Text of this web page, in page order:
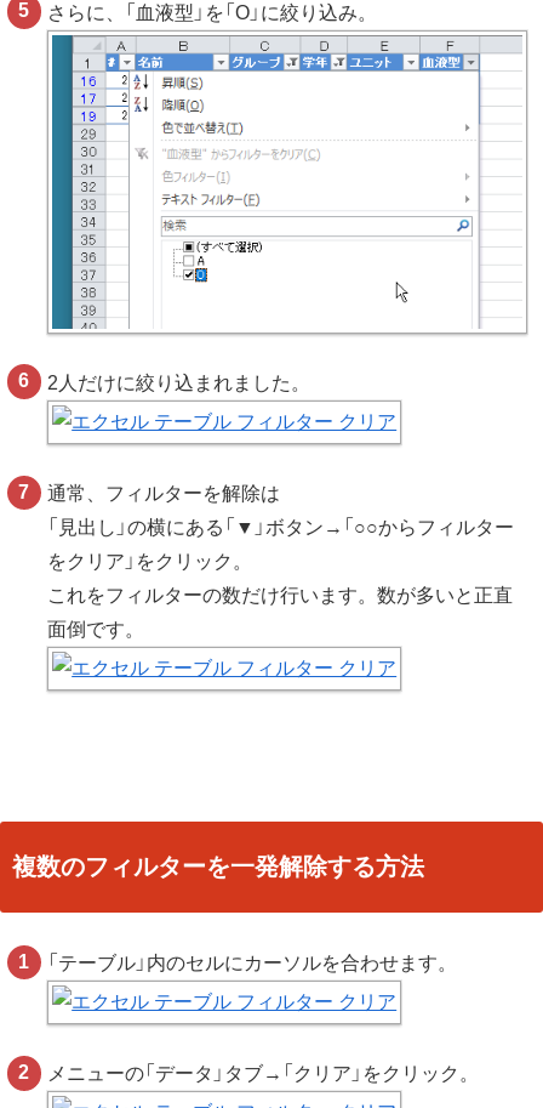
さらに、「血液型」を「O」に絞り込み。
2人だけに絞り込まれました。
通常、フィルターを解除は
「見出し」の横にある「▼」ボタン→「○○からフィルター
をクリア」をクリック。
これをフィルターの数だけ行います。数が多いと正直
面倒です。
複数のフィルターを一発解除する方法
「テーブル」内のセルにカーソルを合わせます。
メニューの「データ」タブ→「クリア」をクリック。